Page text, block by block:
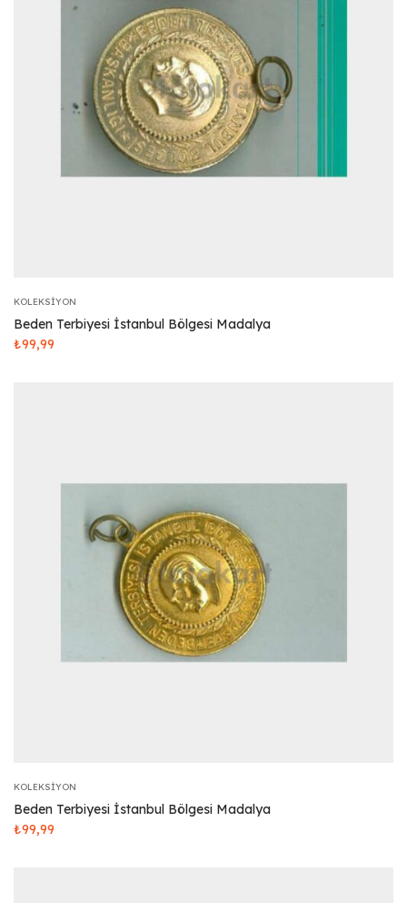
KOLEKSIYON
Beden Terbiyesi İstanbul Bölgesi Madalya
₺99,99
KOLEKSIYON
Beden Terbiyesi İstanbul Bölgesi Madalya
₺99,99